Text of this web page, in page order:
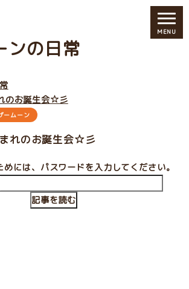
ンの日常
のお誕生会☆彡
ームーン
れのお誕生会☆彡
には、パスワードを入力してください。
記事を読む
MENU